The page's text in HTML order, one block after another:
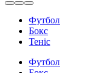
Футбол
Бокс
Теніс
Футбол